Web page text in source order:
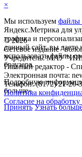
©2026
Сетевое издание
Учредитель: МАУ
Главный редактор -
Электронная почта:
Телефон: (8172) 21-20-
Политика
Согласие на
×
Мы используем файлы
Яндекс.Метрика для
трафика и
данный сайт, вы даете
использовать файлы
браузера.
Подробную
больше».
Принять Узнать